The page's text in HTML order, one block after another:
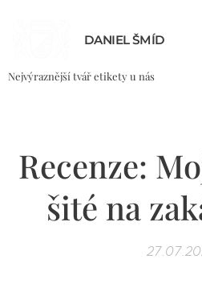
DANIEL ŠMÍD
Nejvýraznější tvář etikety u nás
Recenze:
šité na